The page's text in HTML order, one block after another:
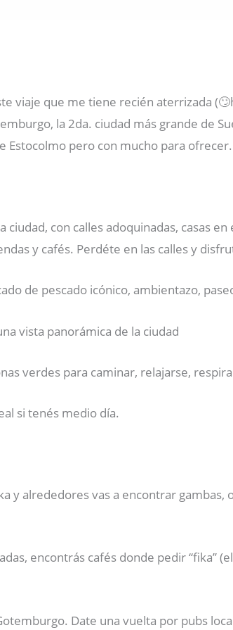
que me tiene recién aterrizada
la 2da. ciudad más grande de
Estocolmo pero con mucho para ofrecer.
con calles adoquinadas, casas en
y cafés. Perdéte en las calles y
de pescado icónico, ambientazo,
vista panorámica de la ciudad
verdes para caminar, relajarse,
si tenés medio día.
y alrededores vas a encontrar gambas,
encontrás cafés donde pedir “fika”
Date una vuelta por pubs